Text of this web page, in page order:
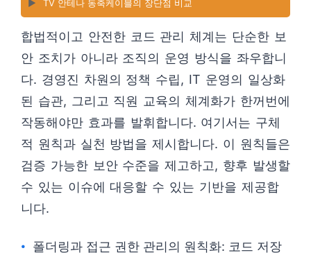
▶️ TV 안테나 동축케이블의 장단점 비교
합법적이고 안전한 코드 관리 체계는 단순한 보
안 조치가 아니라 조직의 운영 방식을 좌우합니
다. 경영진 차원의 정책 수립, IT 운영의 일상화
된 습관, 그리고 직원 교육의 체계화가 한꺼번에
작동해야만 효과를 발휘합니다. 여기서는 구체
적 원칙과 실천 방법을 제시합니다. 이 원칙들은
검증 가능한 보안 수준을 제고하고, 향후 발생할
수 있는 이슈에 대응할 수 있는 기반을 제공합
니다.
폴더링과 접근 권한 관리의 원칙화: 코드 저장